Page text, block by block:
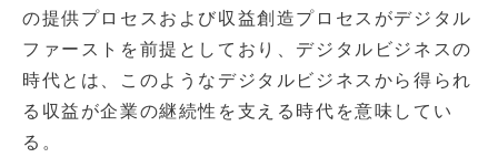
の提供プロセスおよび収益創造プロセスがデジタル
ファーストを前提としており、デジタルビジネスの
時代とは、このようなデジタルビジネスから得られ
る収益が企業の継続性を支える時代を意味してい
る。